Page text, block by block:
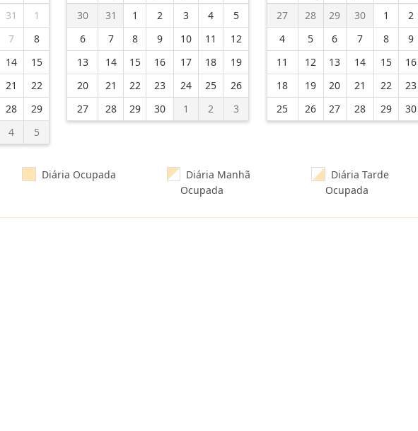
31
1
7
8
14
15
21
22
28
29
4 5
30
31 1 2 3 4
5
6
7 8 9 10 11
12
13
14 15 16 17 18
19
20
21 22 23 24 25
26
27
28 29 30 1 2 3
27
28 29 30 1
2
4
5 6 7 8
9
11
12 13 14 15
16
18
19 20 21 22
23
25
26 27 28 29 30
Diária Ocupada
Diária Manhã
Ocupada
Diária Tarde
Ocupada